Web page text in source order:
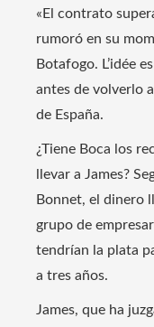
«El contrato
rumoró en su
Botafogo. L’idée
antes de volverlo
de España.
¿Tiene Boca los
llevar a James?
Bonnet, el dinero
grupo de
tendrían la plata
a tres años.
James, que ha